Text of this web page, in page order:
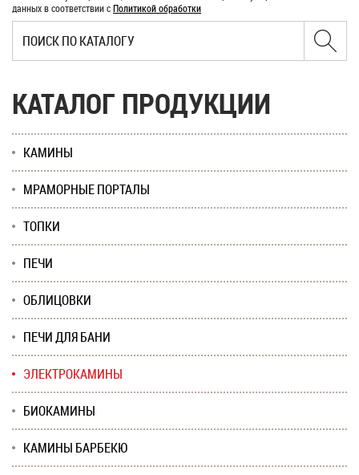
данных в соответствии сПолитикой обработки
КАТАЛОГ ПРОДУКЦИИ
КАМИНЫ
МРАМОРНЫЕ ПОРТАЛЫ
ТОПКИ
ПЕЧИ
ОБЛИЦОВКИ
ПЕЧИ ДЛЯ БАНИ
ЭЛЕКТРОКАМИНЫ
БИОКАМИНЫ
КАМИНЫ БАРБЕКЮ